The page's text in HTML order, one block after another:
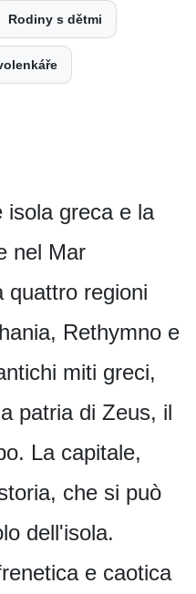
Rodiny s dětmi
isola greca e la
nel Mar
quattro regioni
Rethymno e
miti greci,
patria di Zeus, il
La capitale,
che si può
dell'isola.
e caotica